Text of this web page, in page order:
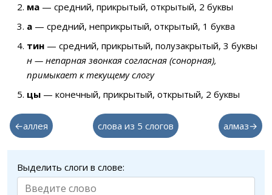
ма — средний, прикрытый, открытый, 2 буквы
а — средний, неприкрытый, открытый, 1 буква
тин — средний, прикрытый, полузакрытый, 3 буквы
н — непарная звонкая согласная (сонорная),
примыкает к текущему слогу
цы — конечный, прикрытый, открытый, 2 буквы
←аллея слова из 5 слогов алмаз→
Выделить слоги в слове: